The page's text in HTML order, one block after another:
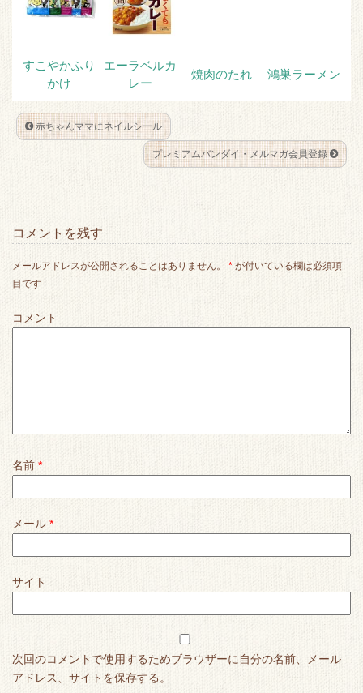
すこやかふり
かけ
エーラベルカ
レー
焼肉のたれ 鴻巣ラーメン
赤ちゃんママにネイルシール
プレミアムバンダイ・メルマガ会員登録
コメントを残す
メールアドレスが公開されることはありません。 * が付いている欄は必須項
目です
コメント
名前 *
メール *
サイト
次回のコメントで使用するためブラウザーに自分の名前、メール
アドレス、サイトを保存する。